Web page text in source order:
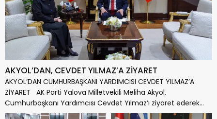
AKYOL’DAN, CEVDET YILMAZ’A ZİYARET
AKYOL’DAN CUMHURBAŞKANI YARDIMCISI CEVDET YILMAZ’A
ZİYARET AK Parti Yalova Milletvekili Meliha Akyol,
Cumhurbaşkanı Yardımcısı Cevdet Yılmaz’ı ziyaret ederek
ülke...